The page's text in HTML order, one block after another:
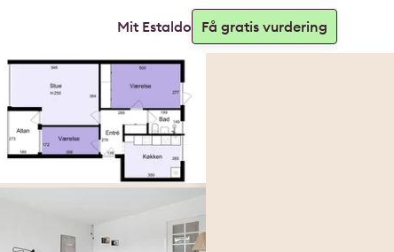
Mit Estaldo Få gratis vurdering